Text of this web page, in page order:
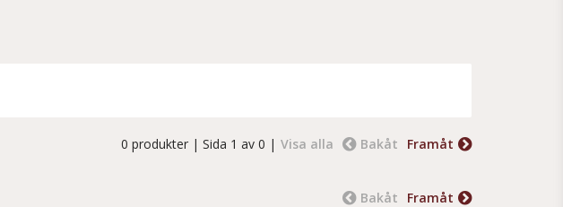
Framåt
Bakåt
Visa alla
0 produkter | Sida 1 av 0 |
Framåt
Bakåt